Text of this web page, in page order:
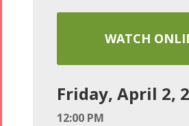
WATCH
Friday, April 2,
12:00 PM